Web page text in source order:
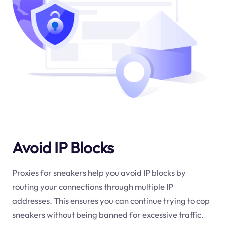
Avoid IP Blocks
Proxies for sneakers help you avoid IP blocks by
routing your connections through multiple IP
addresses. This ensures you can continue trying to cop
sneakers without being banned for excessive traffic.